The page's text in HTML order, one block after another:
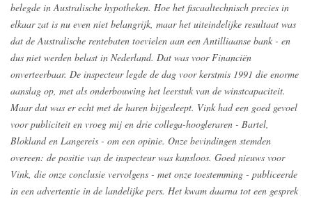
belegde in Australische hypotheken. Hoe het fiscaaltechnisch precies in
elkaar zat is nu even niet belangrijk, maar het uiteindelijke resultaat was
dat de Australische rentebaten toevielen aan een Antilliaanse bank - en
dus niet werden belast in Nederland. Dat was voor Financiën
onverteerbaar. De inspecteur legde de dag voor kerstmis 1991 die enorme
aanslag op, met als onderbouwing het leerstuk van de winstcapaciteit.
Maar dat was er echt met de haren bijgesleept. Vink had een goed gevoel
voor publiciteit en vroeg mij en drie collega-hoogleraren - Bartel,
Blokland en Langereis - om een opinie. Onze bevindingen stemden
overeen: de positie van de inspecteur was kansloos. Goed nieuws voor
Vink, die onze conclusie vervolgens - met onze toestemming - publiceerde
in een advertentie in de landelijke pers. Het kwam daarna tot een gesprek